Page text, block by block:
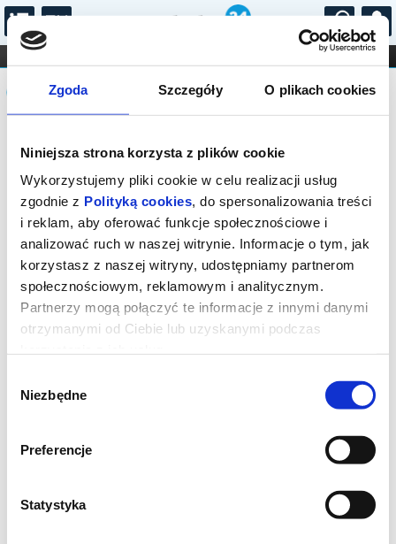
Zgoda Szczegóły O plikach cookies
Niniejsza strona korzysta z plików cookie
Wykorzystujemy pliki cookie w celu realizacji usług
zgodnie z Polityką cookies, do spersonalizowania treści
i reklam, aby oferować funkcje społecznościowe i
analizować ruch w naszej witrynie. Informacje o tym, jak
korzystasz z naszej witryny, udostępniamy partnerom
społecznościowym, reklamowym i analitycznym.
Partnerzy mogą połączyć te informacje z innymi danymi
otrzymanymi od Ciebie lub uzyskanymi podczas
zgody
Niezbędne
Preferencje
Statystyka
...
FILHARMONIA OPERA I BALET
STAND-UP
DLA DZIECI
Komunikat
Sprzedaż biletów on-line na wydarzenie
została zakończona.